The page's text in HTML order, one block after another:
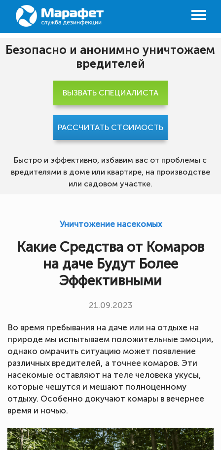
Безопасно и анонимно уничтожаем
вредителей
Быстро и эффективно, избавим вас от проблемы с
вредителями в доме или квартире, на производстве
или садовом участке.
ВЫЗВАТЬ СПЕЦИАЛИСТА
РАССЧИТАТЬ СТОИМОСТЬ
Уничтожение насекомых
Какие Средства от Комаров
на даче Будут Более
Эффективными
21.09.2023
Во время пребывания на даче или на отдыхе на
природе мы испытываем положительные эмоции,
однако омрачить ситуацию может появление
различных вредителей, а точнее комаров. Эти
насекомые оставляют на теле человека укусы,
которые чешутся и мешают полноценному
отдыху. Особенно докучают комары в вечернее
время и ночью.